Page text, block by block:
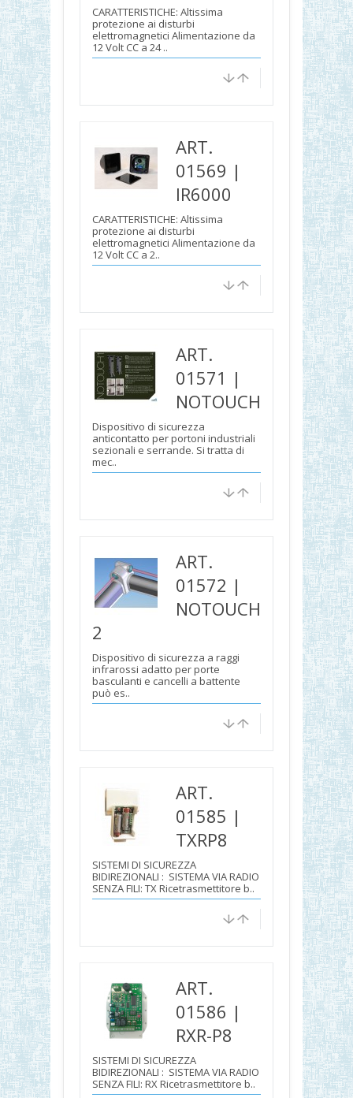
CARATTERISTICHE: Altissima
protezione ai disturbi
elettromagnetici Alimentazione da
12 Volt CC a 24 ..
ART.
01569 |
IR6000
CARATTERISTICHE: Altissima
protezione ai disturbi
elettromagnetici Alimentazione da
12 Volt CC a 2..
ART.
01571 |
NOTOUCH
Dispositivo di sicurezza
anticontatto per portoni industriali
sezionali e serrande. Si tratta di
mec..
ART.
01572 |
NOTOUCH
2
Dispositivo di sicurezza a raggi
infrarossi adatto per porte
basculanti e cancelli a battente
può es..
ART.
01585 |
TXRP8
SISTEMI DI SICUREZZA
BIDIREZIONALI : SISTEMA VIA RADIO
SENZA FILI: TX Ricetrasmettitore b..
ART.
01586 |
RXR-P8
SISTEMI DI SICUREZZA
BIDIREZIONALI : SISTEMA VIA RADIO
SENZA FILI: RX Ricetrasmettitore b..